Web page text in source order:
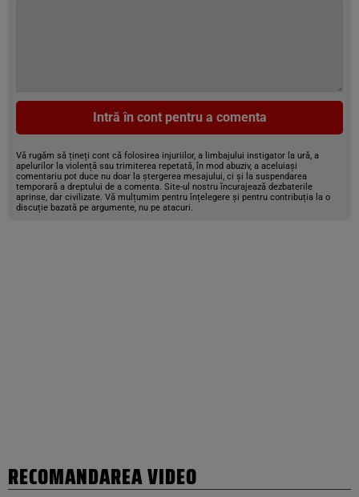
Intră în cont pentru a comenta
Vă rugăm să țineți cont că folosirea injuriilor, a limbajului instigator la ură, a
apelurilor la violență sau trimiterea repetată, în mod abuziv, a aceluiași
comentariu pot duce nu doar la ștergerea mesajului, ci și la suspendarea
temporară a dreptului de a comenta. Site-ul nostru încurajează dezbaterile
aprinse, dar civilizate. Vă mulțumim pentru înțelegere și pentru contribuția la o
discuție bazată pe argumente, nu pe atacuri.
RECOMANDAREA VIDEO